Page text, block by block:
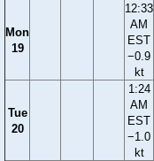
Mon
19
12:33
AM
EST
−0.9
kt
Tue
20
1:24
AM
EST
−1.0
kt